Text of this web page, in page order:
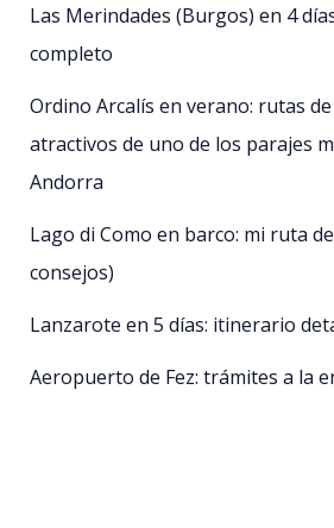
Las Merindades (Burgos) en 4
completo
Ordino Arcalís en verano: rutas
atractivos de uno de los parajes
Andorra
Lago di Como en barco: mi ruta
consejos)
Lanzarote en 5 días: itinerario
Aeropuerto de Fez: trámites a la